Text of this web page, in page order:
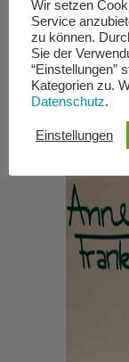
Wir setzen
Service
zu können.
Sie der
“Einstellungen”
Kategorien zu.
Datenschutz.
Einstellungen